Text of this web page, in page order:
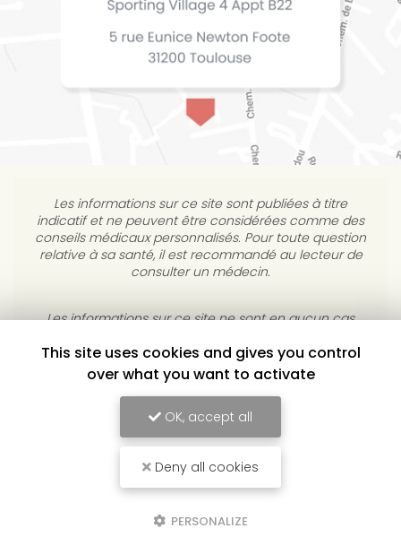
Les informations sur ce site sont publiées à titre
indicatif et ne peuvent être considérées comme des
conseils médicaux personnalisés. Pour toute question
relative à sa santé, il est recommandé au lecteur de
consulter un médecin.
Les informations sur ce site ne sont en aucun cas
une maladie. L’éditeur s’interdit de répondre à des
courriels médicaux personnels sans consultation
individuelle médicale.
Conditions Générales de Vente
This site uses cookies and gives you control
over what you want to activate
OK, accept all
Deny all cookies
PERSONALIZE